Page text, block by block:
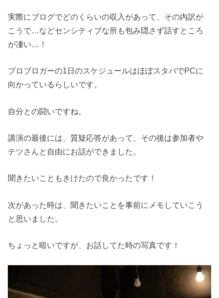
実際にブログでどのくらいの収入があって、その内訳が
こうで…などセンシティブな所も包み隠さず話すところ
が凄い…！
プロブロガーの1日のスケジュールはほぼスタバでPCに
向かっているらしいです。
自分との闘いですね。
講演の最後には、質疑応答があって、その後は参加者や
テツさんと自由にお話ができました。
聞きたいこともきけたので良かったです！
次があった時は、聞きたいことを事前にメモしていこう
と思いました。
ちょっと暗いですが、お話してた時の写真です！